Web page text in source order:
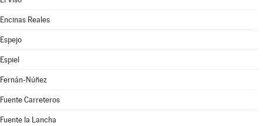
Encinas Reales
Espejo
Espiel
Fernán-Núñez
Fuente Carreteros
Fuente la Lancha